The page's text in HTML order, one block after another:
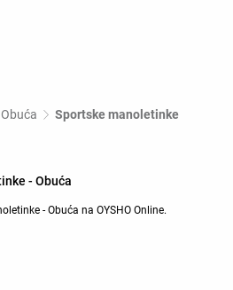
Obuća Sportske manoletinke
- Obuća
- Obuća na OYSHO Online.